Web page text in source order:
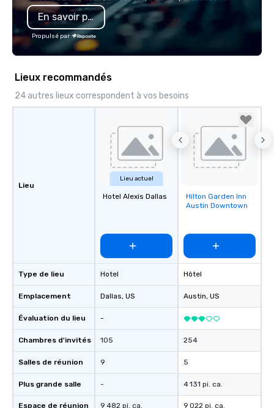
En savoir plus
Propulsé par
Lieux recommandés
24 autres lieux correspondent à vos besoins
Lieu
Type de lieu
Emplacement
Évaluation du lieu
Chambres d'invités
Salles de réunion
Plus grande salle
Espace de réunion
Lieu actuel
Hotel Alexis Dallas
Hotel
Dallas, US
-
105
9
-
9 482 pi. ca.
Removed from
favorites
Hilton Garden Inn
Austin Downtown
Hôtel
Austin, US
254
5
4 131 pi. ca.
9 022 pi. ca.